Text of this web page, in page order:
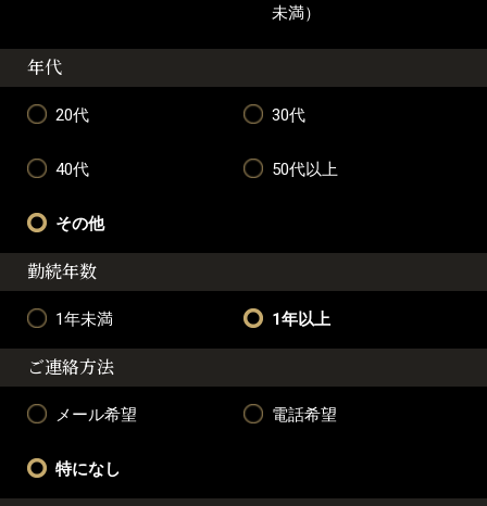
未満）
年代
20代 30代
40代 50代以上
その他
勤続年数
1年未満 1年以上
ご連絡方法
メール希望 電話希望
特になし